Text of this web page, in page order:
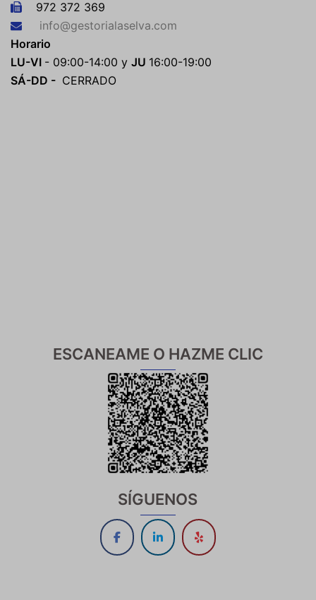
972 372 369
info@gestorialaselva.com
Horario
LU-VI - 09:00-14:00 y JU 16:00-19:00
SÁ-DD - CERRADO
ESCANEAME O HAZME CLIC
SÍGUENOS